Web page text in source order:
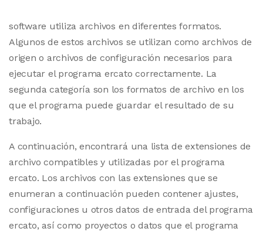
software utiliza archivos en diferentes formatos.
Algunos de estos archivos se utilizan como archivos de
origen o archivos de configuración necesarios para
ejecutar el programa ercato correctamente. La
segunda categoría son los formatos de archivo en los
que el programa puede guardar el resultado de su
trabajo.
A continuación, encontrará una lista de extensiones de
archivo compatibles y utilizadas por el programa
ercato. Los archivos con las extensiones que se
enumeran a continuación pueden contener ajustes,
configuraciones u otros datos de entrada del programa
ercato, así como proyectos o datos que el programa